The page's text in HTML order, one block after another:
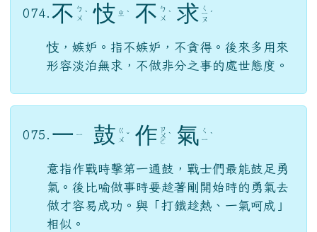
074. 不 ㄅ
ㄨ ˋ 忮 ㄓ ˋ 不 ㄅ
ㄨ ˋ 求 ㄑ
ㄧ
ㄡ
ˊ
忮，嫉妒。指不嫉妒，不貪得。後來多用來
形容淡泊無求，不做非分之事的處世態度。
075. 一 ㄧ 鼓 ㄍ
ㄨ ˇ 作 ㄗ
ㄨ
ㄛ
ˋ 氣 ㄑ
ㄧ ˋ
意指作戰時擊第一通鼓，戰士們最能鼓足勇
氣。後比喻做事時要趁著剛開始時的勇氣去
做才容易成功。與「打鐵趁熱、一氣呵成」
相似。